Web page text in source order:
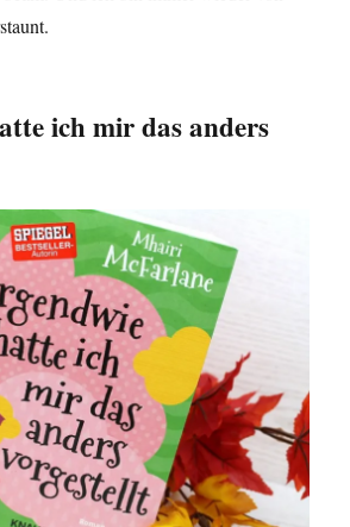
ich mir das anders